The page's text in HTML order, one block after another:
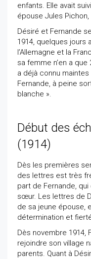
enfants. Elle avait
épouse Jules
Désiré et Fernande
1914, quelques jours
l’Allemagne et la
sa femme n’en a
a déjà connu
Fernande, à peine
blanche ».
Début des
(1914)
Dès les premières
des lettres est très
part de Fernande,
sœur. Les lettres de
de sa jeune épouse,
détermination et
Dès novembre 1914,
rejoindre son village
parents. Quant à